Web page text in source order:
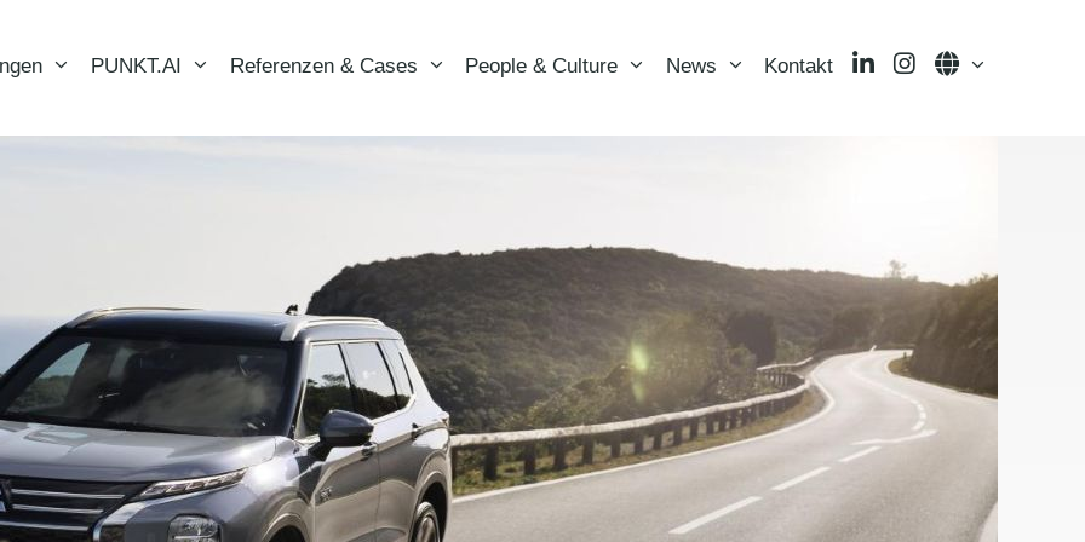
PUNKT.AI Referenzen & Cases People & Culture News Kontakt LinkedInInstagramLanguage